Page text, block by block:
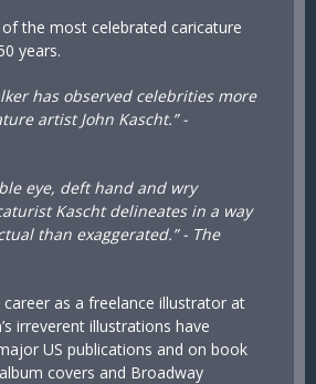
of the most celebrated caricature
years.
has observed celebrities more
artist John Kascht.” -
eye, deft hand and wry
Kascht delineates in a way
than exaggerated.” - The
career as a freelance illustrator at
irreverent illustrations have
US publications and on book
covers and Broadway